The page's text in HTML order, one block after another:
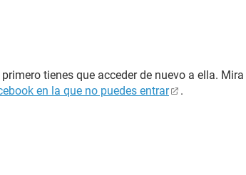
tienes que acceder de nuevo a ella. Mira
en la que no puedes entrar .